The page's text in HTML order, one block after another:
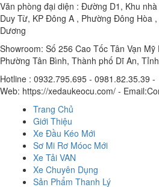
Văn phòng đại diện : Đường D1, Khu
Duy Từ, KP Đông A , Phường Đông Hòa
Dương
Showroom: Số 256 Cao Tốc Tân Vạn Mỹ
Phường Tân Bình, Thành phố Dĩ An,
Hotline : 0932.795.695 - 0981.82.35.39 -
Web: https://xedaukeocu.com/ -
Trang Chủ
Giới Thiệu
Xe Đầu Kéo Mới
Sơ Mi Rơ Móoc Mới
Xe Tải VAN
Xe Chuyên Dụng
Sản Phẩm Thanh Lý